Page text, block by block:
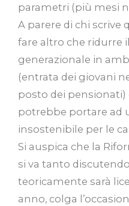
parametri (più mesi
A parere di chi
fare altro che ridurre
generazionale in
(entrata dei giovani
posto dei
potrebbe portare ad
insostenibile per le
Si auspica che la
si va tanto
teoricamente sarà
anno, colga